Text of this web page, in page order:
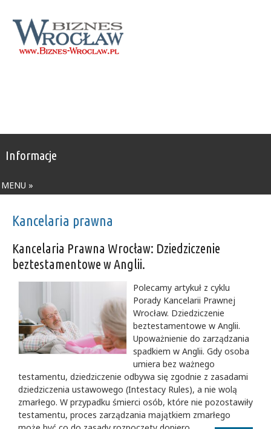
Informacje
MENU »
Kancelaria prawna
Kancelaria Prawna Wrocław: Dziedziczenie
beztestamentowe w Anglii.
Polecamy artykuł z cyklu
Porady Kancelarii Prawnej
Wrocław. Dziedziczenie
beztestamentowe w Anglii.
Upoważnienie do zarządzania
spadkiem w Anglii. Gdy osoba
umiera bez ważnego
testamentu, dziedziczenie odbywa się zgodnie z zasadami
dziedziczenia ustawowego (Intestacy Rules), a nie wolą
zmarłego. W przypadku śmierci osób, które nie pozostawiły
testamentu, proces zarządzania majątkiem zmarłego